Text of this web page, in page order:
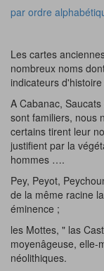
par ordre
Les cartes
nombreux noms
indicateurs
A Cabanac,
sont familiers, nous
certains tirent leur
justifient par la
hommes ….
Pey, Peyot,
de la même racine
éminence ;
les Mottes, " las
moyenâgeuse, elle-
néolithiques.